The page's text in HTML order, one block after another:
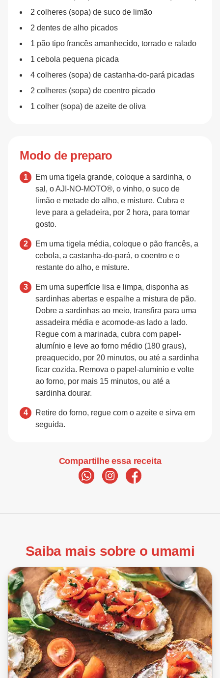
2 colheres (sopa) de suco de limão
2 dentes de alho picados
1 pão tipo francês amanhecido, torrado e ralado
1 cebola pequena picada
4 colheres (sopa) de castanha-do-pará picadas
2 colheres (sopa) de coentro picado
1 colher (sopa) de azeite de oliva
Modo de preparo
Em uma tigela grande, coloque a sardinha, o
sal, o AJI-NO-MOTO®, o vinho, o suco de
limão e metade do alho, e misture. Cubra e
leve para a geladeira, por 2 hora, para tomar
gosto.
Em uma tigela média, coloque o pão francês, a
cebola, a castanha-do-pará, o coentro e o
restante do alho, e misture.
Em uma superfície lisa e limpa, disponha as
sardinhas abertas e espalhe a mistura de pão.
Dobre a sardinhas ao meio, transfira para uma
assadeira média e acomode-as lado a lado.
Regue com a marinada, cubra com papel-
alumínio e leve ao forno médio (180 graus),
preaquecido, por 20 minutos, ou até a sardinha
ficar cozida. Remova o papel-alumínio e volte
ao forno, por mais 15 minutos, ou até a
sardinha dourar.
Retire do forno, regue com o azeite e sirva em
seguida.
Compartilhe essa receita
Saiba mais sobre o umami